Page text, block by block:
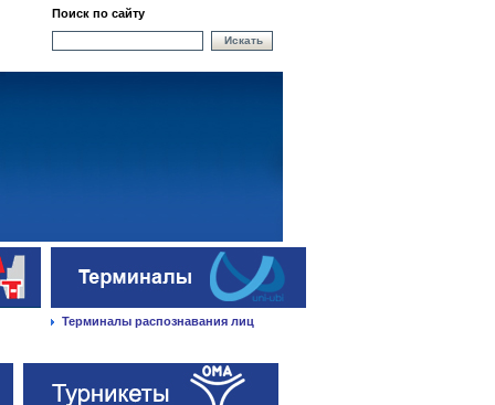
Поиск по сайту
Искать
Терминалы распознавания лиц